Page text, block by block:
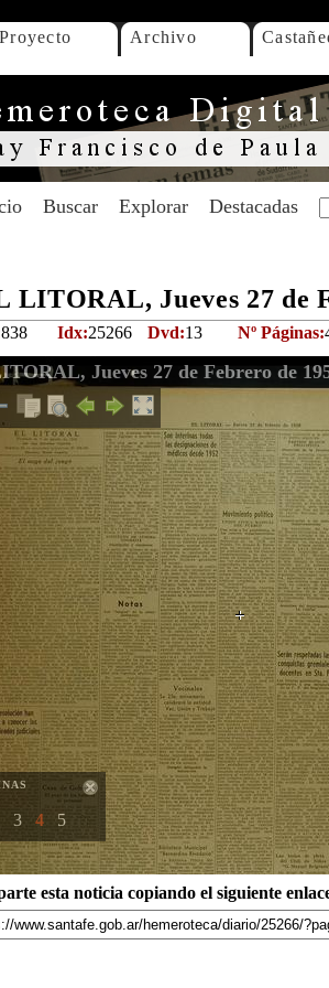
Proyecto Archivo
Buscar Explorar Destacadas
LITORAL, Jueves 27 de
838 Idx:25266 Dvd:13 Nº Páginas:
Jueves 27 de Febrero de
3 4 5
esta noticia copiando el siguiente